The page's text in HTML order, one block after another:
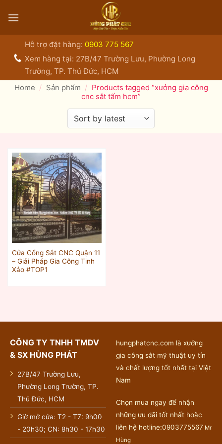
qua
Hỗ trợ đặt hàng: 0903 775 567
Xem hàng tại: 27B/47 Trường Lưu, Phường Long
Trường, TP. Thủ Đức, HCM
Home / Sản phẩm / Products tagged “xưởng gia công
cnc sắt tấm hcm”
Cửa Cổng Sắt CNC Quận 11
– Giải Pháp Gia Công Tinh
Xảo #TOP1
CÔNG TY TNHH TMDV
& SX HÙNG PHÁT
27B/47 Trường Lưu,
Phường Long Trường, TP.
Thủ Đức, HCM
Giờ mở cửa: T2 - T7: 9h00
- 20h30; CN: 8h30 - 17h30
hungphatcnc.com là xưởng
gia công sắt mỹ thuật uy tín
và chất lượng tốt nhất tại Việt
Nam
Chọn mua ngay để nhận
những ưu đãi tốt nhất hoặc
liên hệ hotline:0903775567 Mr
Hùng